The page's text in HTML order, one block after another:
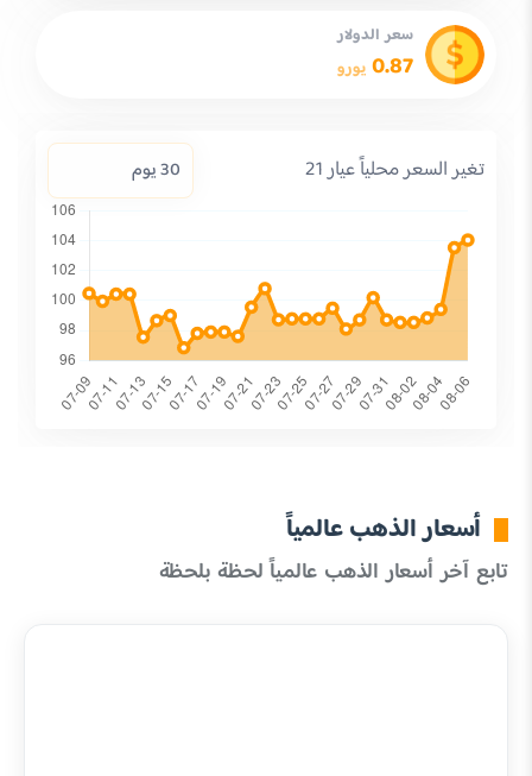
سعر الدولار
0.87 يورو
تغير السعر محلياً عيار 21
أسعار الذهب عالمياً
تابع آخر أسعار الذهب عالمياً لحظة بلحظة